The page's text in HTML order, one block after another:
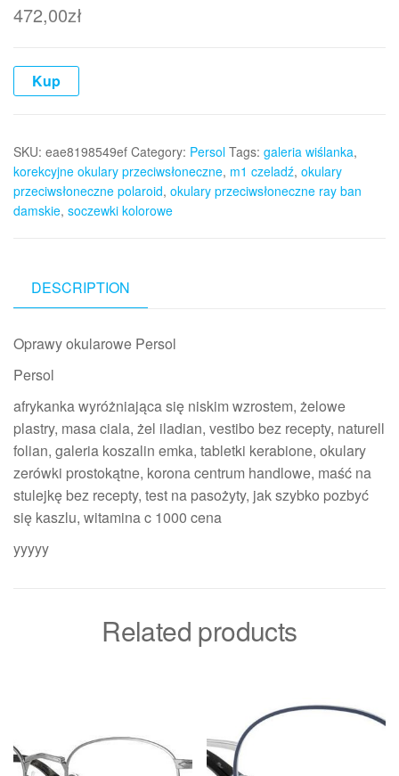
472,00zł
Kup
SKU: eae8198549ef Category: Persol Tags: galeria wiślanka,
korekcyjne okulary przeciwsłoneczne, m1 czeladź, okulary
przeciwsłoneczne polaroid, okulary przeciwsłoneczne ray ban
damskie, soczewki kolorowe
DESCRIPTION
Oprawy okularowe Persol
Persol
afrykanka wyróżniająca się niskim wzrostem, żelowe
plastry, masa ciala, żel iladian, vestibo bez recepty, naturell
folian, galeria koszalin emka, tabletki kerabione, okulary
zerówki prostokątne, korona centrum handlowe, maść na
stulejkę bez recepty, test na pasożyty, jak szybko pozbyć
się kaszlu, witamina c 1000 cena
yyyyy
Related products